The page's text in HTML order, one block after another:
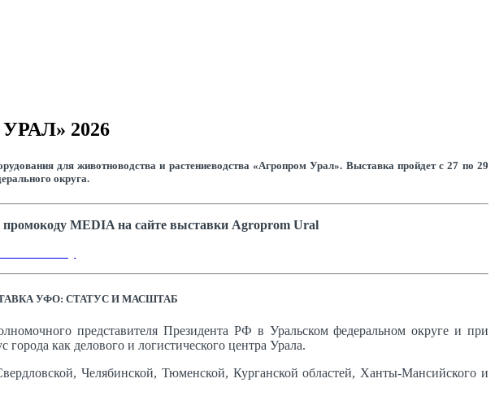
2026
для животноводства и растениеводства «Агропром Урал». Выставка пройдет с 27 по 29
округа.
промокоду MEDIA на сайте выставки Agroprom Ural
УФО: СТАТУС И МАСШТАБ
представителя Президента РФ в Уральском федеральном округе и при
как делового и логистического центра Урала.
Челябинской, Тюменской, Курганской областей, Ханты-Мансийского и